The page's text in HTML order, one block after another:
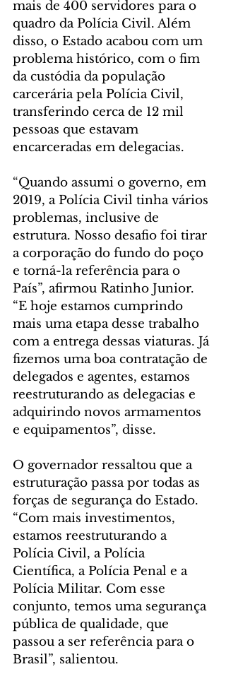
mais de 400 servidores para o
quadro da Polícia Civil. Além
disso, o Estado acabou com um
problema histórico, com o fim
da custódia da população
carcerária pela Polícia Civil,
transferindo cerca de 12 mil
pessoas que estavam
encarceradas em delegacias.
“Quando assumi o governo, em
2019, a Polícia Civil tinha vários
problemas, inclusive de
estrutura. Nosso desafio foi tirar
a corporação do fundo do poço
e torná-la referência para o
País”, afirmou Ratinho Junior.
“E hoje estamos cumprindo
mais uma etapa desse trabalho
com a entrega dessas viaturas. Já
fizemos uma boa contratação de
delegados e agentes, estamos
reestruturando as delegacias e
adquirindo novos armamentos
e equipamentos”, disse.
O governador ressaltou que a
estruturação passa por todas as
forças de segurança do Estado.
“Com mais investimentos,
estamos reestruturando a
Polícia Civil, a Polícia
Científica, a Polícia Penal e a
Polícia Militar. Com esse
conjunto, temos uma segurança
pública de qualidade, que
passou a ser referência para o
Brasil”, salientou.